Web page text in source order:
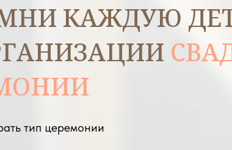
КАЖДУЮ
тип церемонии